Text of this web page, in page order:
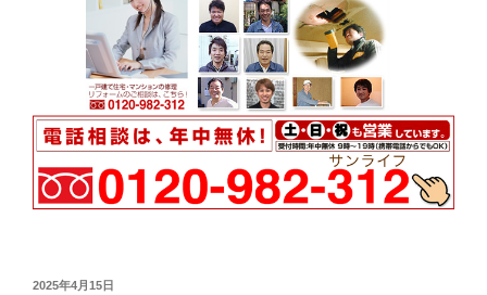
投
2025年4月15日